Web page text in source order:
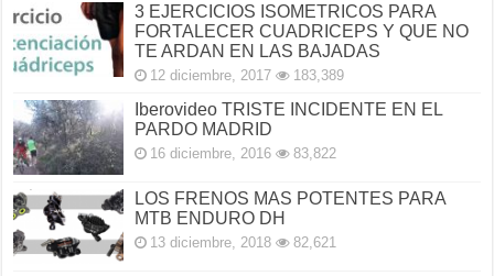
3 EJERCICIOS ISOMETRICOS PARA
FORTALECER CUADRICEPS Y QUE NO
TE ARDAN EN LAS BAJADAS
12 diciembre, 2017 183,389
Iberovideo TRISTE INCIDENTE EN EL
PARDO MADRID
16 diciembre, 2016 83,822
LOS FRENOS MAS POTENTES PARA
MTB ENDURO DH
13 diciembre, 2018 82,621